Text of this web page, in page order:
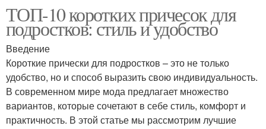
ТОП-10 коротких причесок для
подростков: стиль и удобство
Введение
Короткие прически для подростков – это не только
удобство, но и способ выразить свою индивидуальность.
В современном мире мода предлагает множество
вариантов, которые сочетают в себе стиль, комфорт и
практичность. В этой статье мы рассмотрим лучшие